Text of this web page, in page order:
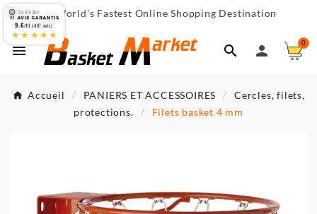
 World's Fastest Online Shopping Destination
  
0
Accueil PANIERS ET ACCESSOIRES
Cercles, filets,
protections.
Filets basket 4 mm
9.6/10 (467 avis)
★★★★★